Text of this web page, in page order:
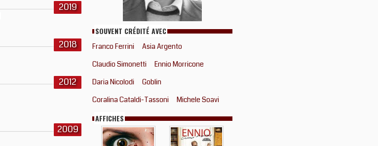
2019
2018
2012
2009
SOUVENT CRÉDITÉ AVEC
Franco Ferrini
Asia Argento
Claudio Simonetti
Ennio Morricone
Daria Nicolodi
Goblin
Coralina Cataldi-Tassoni
Michele Soavi
AFFICHES